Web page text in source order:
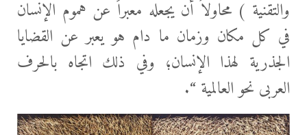
والتقنية ) محاولاً أن يجعله معبراً عن هموم الإنسان
في كل مكان وزمان ما دام هو يعبر عن القضايا
الجذرية لهذا الإنسان؛ وفي ذلك اتجاه بالحرف
العربى نحو العالمية “.